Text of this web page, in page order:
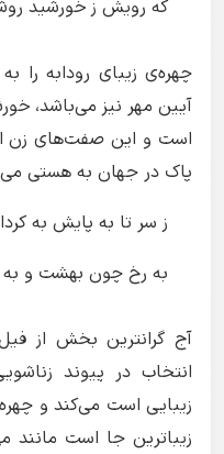
که رویش ز خورشید
چهره‌ی زیبای رودابه را
آیین مهر نیز می‌باشد،
است و این صفت‌های زن
پاک در جهان به هستی
ز سر تا به پایش به
به رخ چون بهشت و به
آج گرانترین بخش از
انتخاب در پیوند
زیبایی است می‌کند و
زیباترین جا است مانند